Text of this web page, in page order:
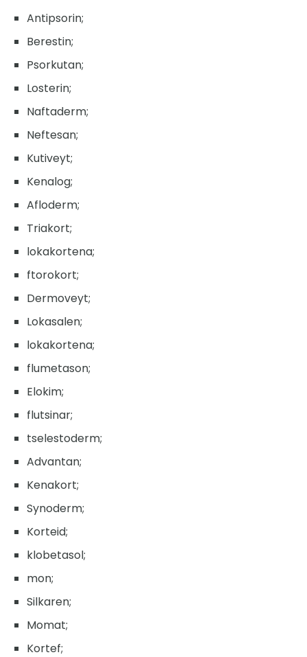
Antipsorin;
Berestin;
Psorkutan;
Losterin;
Naftaderm;
Neftesan;
Kutiveyt;
Kenalog;
Afloderm;
Triakort;
lokakortena;
ftorokort;
Dermoveyt;
Lokasalen;
lokakortena;
flumetason;
Elokim;
flutsinar;
tselestoderm;
Advantan;
Kenakort;
Synoderm;
Korteid;
klobetasol;
mon;
Silkaren;
Momat;
Kortef;